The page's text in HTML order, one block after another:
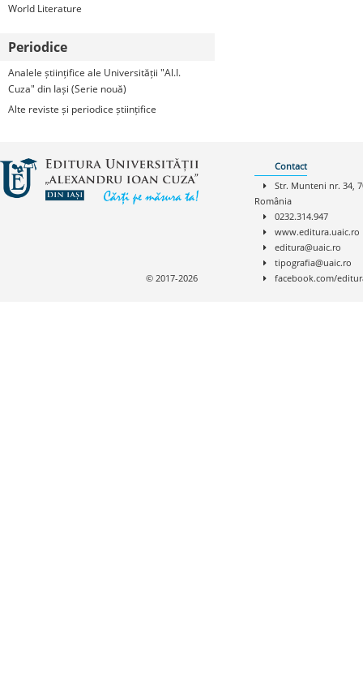
World Literature
Periodice
Analele științifice ale Universității "Al.I.
Cuza" din Iași (Serie nouă)
Alte reviste și periodice științifice
Contact
Str. Munteni nr. 34,
România
0232.314.947
www.editura.uaic.ro
editura@uaic.ro
tipografia@uaic.ro
facebook.com/
© 2017-2026